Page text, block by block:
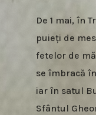
De 1 mai, în
puieți de
fetelor de
se îmbracă
iar în satul
Sfântul